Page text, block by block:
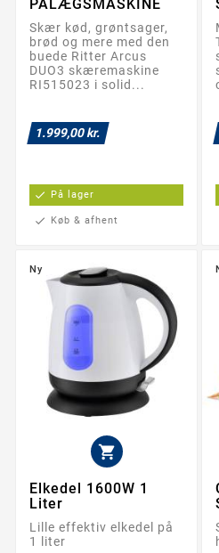
PÅLÆGSMASKINE
Skær kød, grøntsager,
brød og mere med den
buede Ritter Arcus
DUO3 skæremaskine
RI515023 i solid...
1.999,00 kr.
check På lager
check Køb & afhent
Ny

Elkedel 1600W 1
Liter
Lille effektiv elkedel på
1 liter